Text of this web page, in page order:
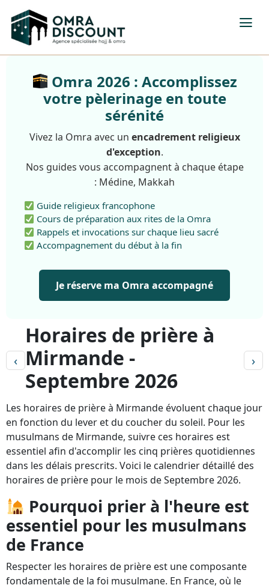
Omra 2026 : Accomplissez
votre pèlerinage en toute
sérénité
Vivez la Omra avec un encadrement religieux
d'exception.
Nos guides vous accompagnent à chaque étape
: Médine, Makkah
Guide religieux francophone
Cours de préparation aux rites de la Omra
Rappels et invocations sur chaque lieu sacré
Accompagnement du début à la fin
Je réserve ma Omra accompagné
‹
Horaires de prière à
Mirmande -
Septembre 2026
›
Les horaires de prière à Mirmande évoluent chaque jour
en fonction du lever et du coucher du soleil. Pour les
musulmans de Mirmande, suivre ces horaires est
essentiel afin d'accomplir les cinq prières quotidiennes
dans les délais prescrits. Voici le calendrier détaillé des
horaires de prière pour le mois de Septembre 2026.
Pourquoi prier à l'heure est
essentiel pour les musulmans
de France
Respecter les horaires de prière est une composante
fondamentale de la foi musulmane. En France, où le